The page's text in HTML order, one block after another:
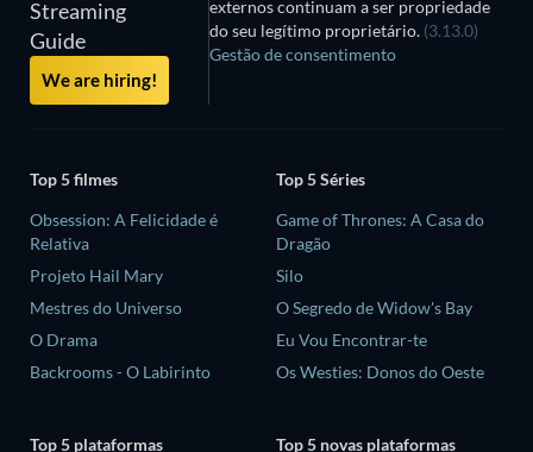
Streaming
Guide
We are hiring!
externos continuam a ser propriedade
do seu legítimo proprietário. (3.13.0)
Gestão de consentimento
Top 5 filmes
Obsession: A Felicidade é
Relativa
Projeto Hail Mary
Mestres do Universo
O Drama
Backrooms - O Labirinto
Top 5 Séries
Game of Thrones: A Casa do
Dragão
Silo
O Segredo de Widow's Bay
Eu Vou Encontrar-te
Os Westies: Donos do Oeste
Top 5 plataformas
Top 5 novas plataformas